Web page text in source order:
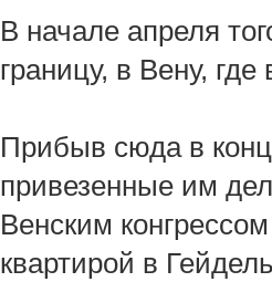
В начале апреля
границу, в Вену,
Прибыв сюда в
привезенные им
Венским
квартирой в